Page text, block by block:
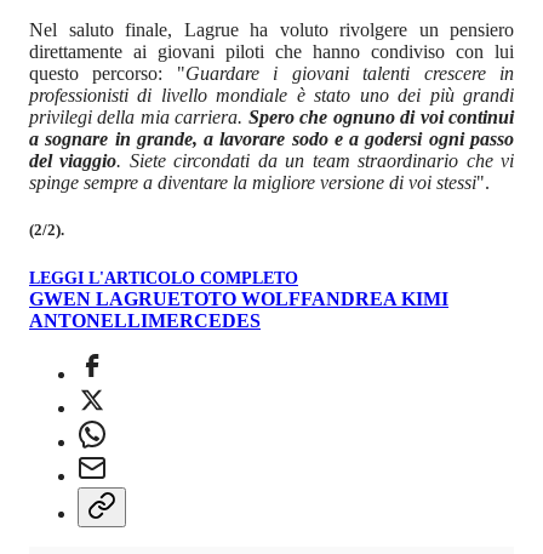
Nel saluto finale, Lagrue ha voluto rivolgere un pensiero
direttamente ai giovani piloti che hanno condiviso con lui
questo percorso: "Guardare i giovani talenti crescere in
professionisti di livello mondiale è stato uno dei più grandi
privilegi della mia carriera. Spero che ognuno di voi continui
a sognare in grande, a lavorare sodo e a godersi ogni passo
del viaggio. Siete circondati da un team straordinario che vi
spinge sempre a diventare la migliore versione di voi stessi".
(2/2).
LEGGI L'ARTICOLO COMPLETO
GWEN LAGRUETOTO WOLFFANDREA KIMI
ANTONELLIMERCEDES